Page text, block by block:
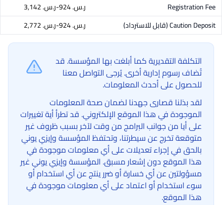
Registration Fee
ر.س.‏ 924-ر.س.‏ 3,142
Caution Deposit(قابل للاسترداد) ر.س.‏ 924-ر.س.‏ 2,772
التكلفة التقديرية كما أبلغت بها المؤسسة. قد
تُضاف رسوم إدارية أخرى. يُرجى التواصل معنا
للحصول على أحدث المعلومات.
لقد بذلنا قصارى جهدنا لضمان صحة المعلومات
الموجودة في هذا الموقع الإلكتروني. قد تطرأ أية تغييرات
على أيا من جوانب البرامج من وقت لآخر بسبب ظروف غير
متوقعة تخرج عن سيطرتنا، وتحتفظ المؤسسة وإيزي يوني
بالحق في إجراء تعديلات على أي معلومات موجودة في
هذا الموقع دون إشعار مسبق. المؤسسة وإيزي يوني غير
مسؤولتين عن أي خسارة أو ضرر ينتج عن أي استخدام أو
سوء استخدام أو اعتماد على أي معلومات موجودة في
هذا الموقع.